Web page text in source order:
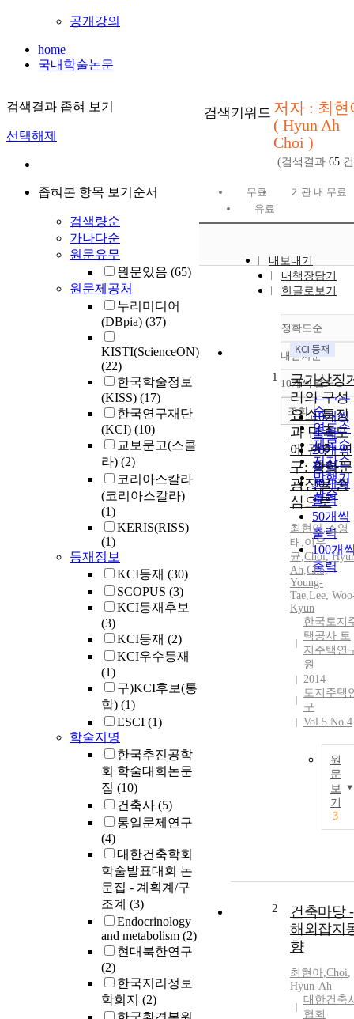
공개강의
home
국내학술논문
검색결과 좁혀 보기
선택해제
좁혀본 항목 보기순서
검색량순
가나다순
원문유무
원문있음 (65)
원문제공처
누리미디어
(DBpia) (37)
KISTI(ScienceON)
(22)
한국학술정보
(KISS) (17)
한국연구재단
(KCI) (10)
교보문고(스콜
라) (2)
코리아스칼라
(코리아스칼라)
(1)
KERIS(RISS)
(1)
등재정보
KCI등재 (30)
SCOPUS (3)
KCI등재후보
(3)
KCI등재 (2)
KCI우수등재
(1)
구)KCI후보(통
합) (1)
ESCI (1)
학술지명
한국추진공학
회 학술대회논문
집 (10)
건축사 (5)
통일문제연구
(4)
대한건축학회
학술발표대회 논
문집 - 계획계/구
조계 (3)
Endocrinology
and metabolism (2)
현대북한연구
(2)
한국지리정보
학회지 (2)
검색키워드 저자 : 최현
( Hyun Ah
Choi )
(검색결과 65
무료
기관 내 무료
유료
내보내기
내책장담기
한글로보기
정확도순
정확도
순
인기도
순
연도순
제목순
저자순
발행기
관순
내림차순
내림차
10개씩 출력
10개씩
출력
20개씩
출력
30개씩
출력
50개씩
출력
100개
출력
조회
1
국가상징
리의 구성
요소 특징
과 만족도
에 관한 연
구: 광화문
광장을 중
심으로
최현아,조영
태 ,이우
균,Choi,
Ah,Cho,
Young-
Tae,Lee,
Kyun
한국토지
택공사 토
지주택연
원
2014
토지주택
구
Vol.5 No.4
원
문
보
기
3
2
건축마당 -
해외잡지
향
최현아,Choi,
Hyun-Ah
대한건축
협회